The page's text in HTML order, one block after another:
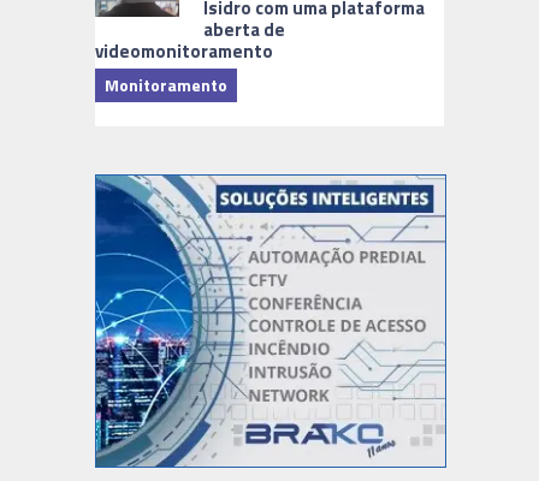
Isidro com uma plataforma
aberta de
videomonitoramento
Monitoramento